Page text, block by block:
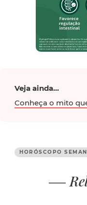
Veja ainda...
Conheça o mito
HORÓSCOPO